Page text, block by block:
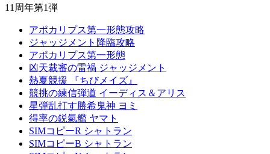
11周年第1弾
アポカリプス第一形態攻略
ジャッジメント降臨攻略
アポカリプス第一形態
凶天裁審の雷禍 ジャッジメント
熱夏競援 『ちびメイズ』
競挑の練信弾道 イーディス＆アリス
星弾乱打す勝希鬼神 ヨミ
得率の鋭氣艦 ヤマト
SIMコピーR シャトラン
SIMコピーB シャトラン